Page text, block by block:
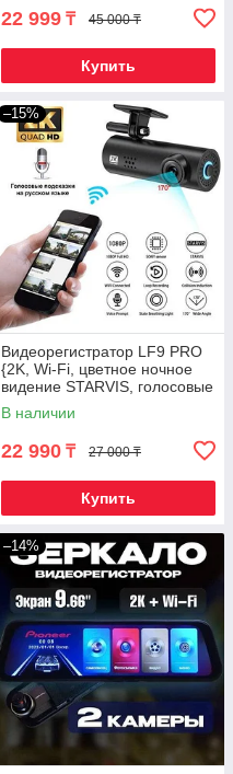
22 999 ₸ 45 000 ₸
Купить
–15%
Видеорегистратор LF9 PRO
{2K, Wi-Fi, цветное ночное
видение STARVIS, голосовые
подсказки}
В наличии
22 990 ₸ 27 000 ₸
Купить
–14%